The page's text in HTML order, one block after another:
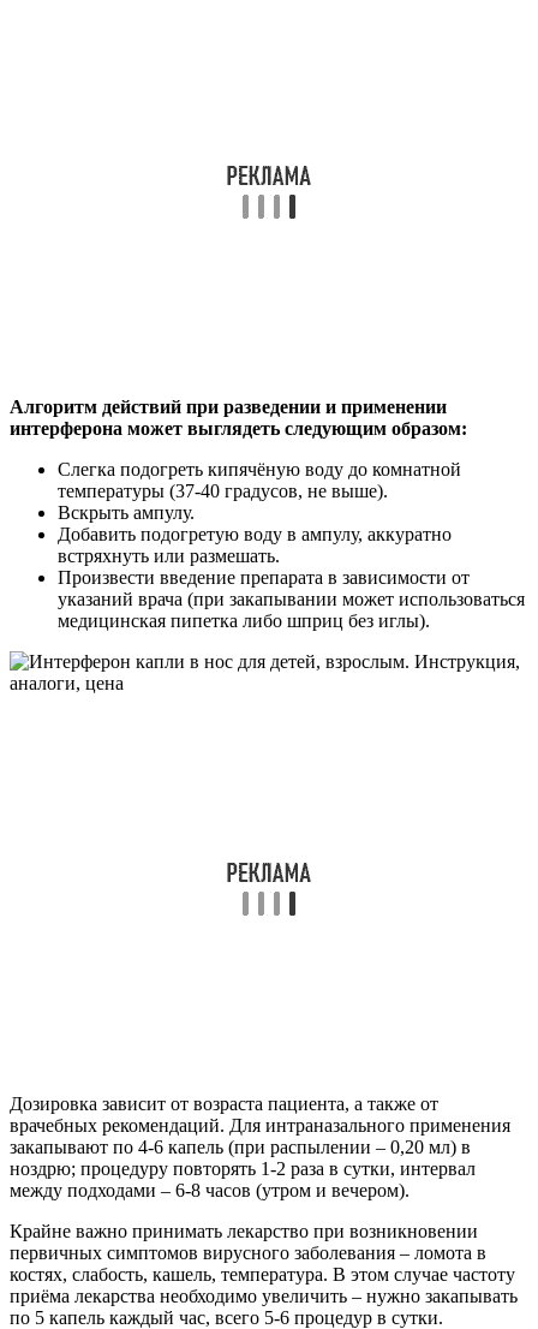
Алгоритм действий при разведении и применении
интерферона может выглядеть следующим образом:
Слегка подогреть кипячёную воду до комнатной
температуры (37-40 градусов, не выше).
Вскрыть ампулу.
Добавить подогретую воду в ампулу, аккуратно
встряхнуть или размешать.
Произвести введение препарата в зависимости от
указаний врача (при закапывании может использоваться
медицинская пипетка либо шприц без иглы).
Дозировка зависит от возраста пациента, а также от
врачебных рекомендаций. Для интраназального применения
закапывают по 4-6 капель (при распылении – 0,20 мл) в
ноздрю; процедуру повторять 1-2 раза в сутки, интервал
между подходами – 6-8 часов (утром и вечером).
Крайне важно принимать лекарство при возникновении
первичных симптомов вирусного заболевания – ломота в
костях, слабость, кашель, температура. В этом случае частоту
приёма лекарства необходимо увеличить – нужно закапывать
по 5 капель каждый час, всего 5-6 процедур в сутки.